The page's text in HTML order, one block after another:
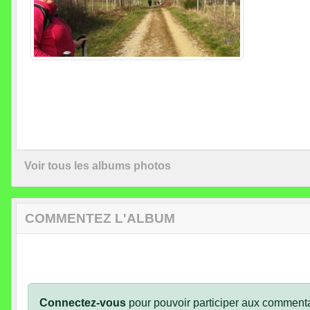
Voir tous les albums photos
COMMENTEZ L'ALBUM
Connectez-vous pour pouvoir participer aux